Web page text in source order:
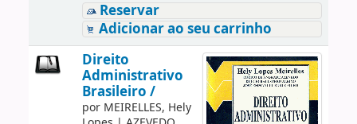
Reservar
Adicionar ao seu carrinho
Direito
Administrativo
Brasileiro /
por MEIRELLES, Hely